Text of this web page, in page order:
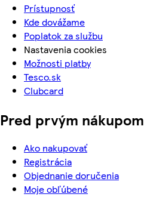
Prístupnosť
Kde dovážame
Poplatok za službu
Nastavenia cookies
Možnosti platby
Tesco.sk
Clubcard
Pred prvým nákupom
Ako nakupovať
Registrácia
Objednanie doručenia
Moje obľúbené